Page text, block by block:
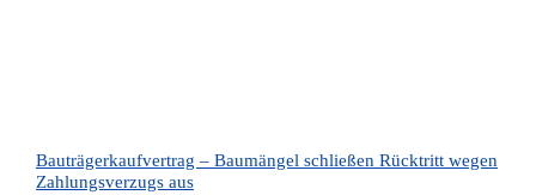
Bauträgerkaufvertrag – Baumängel schließen Rücktritt wegen
Zahlungsverzugs aus